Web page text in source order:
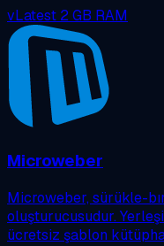
vLatest 2 GB RAM
Microweber
Microweber, sürükle-
oluşturucusudur.
ücretsiz şablon